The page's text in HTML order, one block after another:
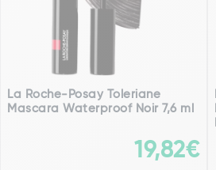
La Roche-Posay Toleriane
Mascara Waterproof Noir 7,6 ml
19,82€